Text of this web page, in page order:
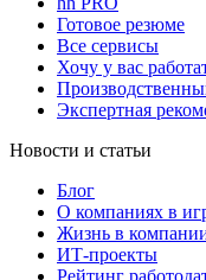
Готовое резюме
Все сервисы
Хочу у вас
Экспертная
Новости и статьи
Блог
О компаниях в
Жизнь в
ИТ-проекты